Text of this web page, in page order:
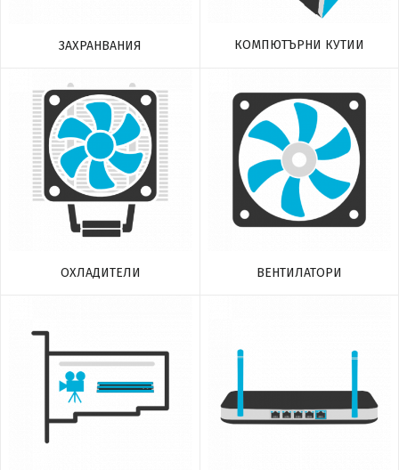
ЗАХРАНВАНИЯ КОМПЮТЪРНИ КУТИИ
ОХЛАДИТЕЛИ ВЕНТИЛАТОРИ